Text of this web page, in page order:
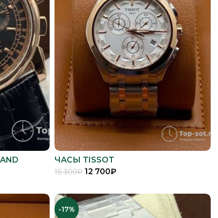
ЧАСЫ TISSOT
15 300₽ 12 700₽
-17%